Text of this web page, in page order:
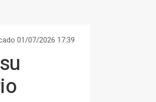
01/07/2026 17:39